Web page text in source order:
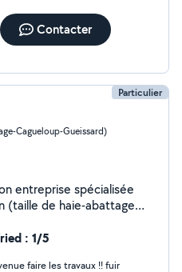
Contacter
Particulier
Cagueloup-Gueissard)
entreprise spécialisée
(taille de haie-abattage
gratuit prix abordables
: 1/5
faire les travaux !! fuir